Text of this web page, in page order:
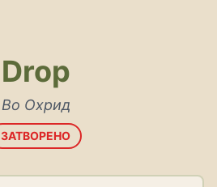
Drop
Во Охрид
ЗАТВОРЕНО